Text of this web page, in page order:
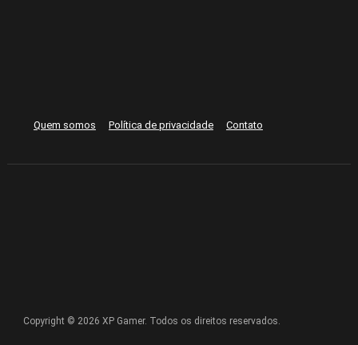
Quem somos Política de privacidade Contato
Copyright © 2026 XP Gamer. Todos os direitos reservados.